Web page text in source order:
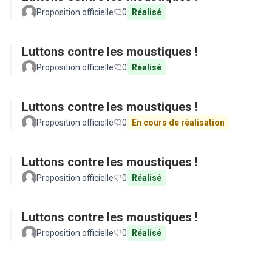
Proposition officielle 0 Réalisé
Luttons contre les moustiques !
Proposition officielle 0 Réalisé
Luttons contre les moustiques !
Proposition officielle 0 En cours de réalisation
Luttons contre les moustiques !
Proposition officielle 0 Réalisé
Luttons contre les moustiques !
Proposition officielle 0 Réalisé